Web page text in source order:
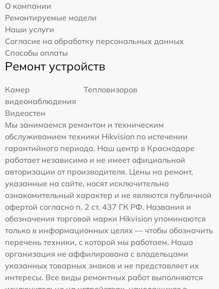
О компании
Ремонтируемые модели
Наши услуги
Согласие на обработку персональных данных
Способы оплаты
Ремонт устройств
Камер
видеонаблюдения
Тепловизоров
Видеостен
Мы занимаемся ремонтом и техническим
обслуживанием техники Hikvision по истечении
гарантийного периода. Наш центр в Краснодаре
работает независимо и не имеет официальной
авторизации от производителя. Цены на ремонт,
указанные на сайте, носят исключительно
ознакомительный характер и не являются публичной
офертой согласно п. 2 ст. 437 ГК РФ. Названия и
обозначения торговой марки Hikvision упоминаются
только в информационных целях — чтобы обозначить
перечень техники, с которой мы работаем. Наша
организация не аффилирована с владельцами
указанных товарных знаков и не представляет их
интересы. Все виды ремонтных работ выполняются